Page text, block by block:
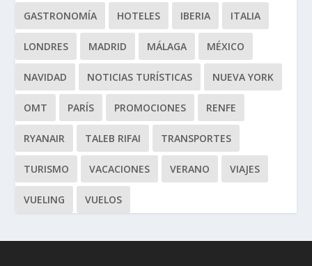
GASTRONOMÍA HOTELES IBERIA ITALIA
LONDRES MADRID MÁLAGA MÉXICO
NAVIDAD NOTICIAS TURÍSTICAS NUEVA YORK
OMT PARÍS PROMOCIONES RENFE
RYANAIR TALEB RIFAI TRANSPORTES
TURISMO VACACIONES VERANO VIAJES
VUELING VUELOS